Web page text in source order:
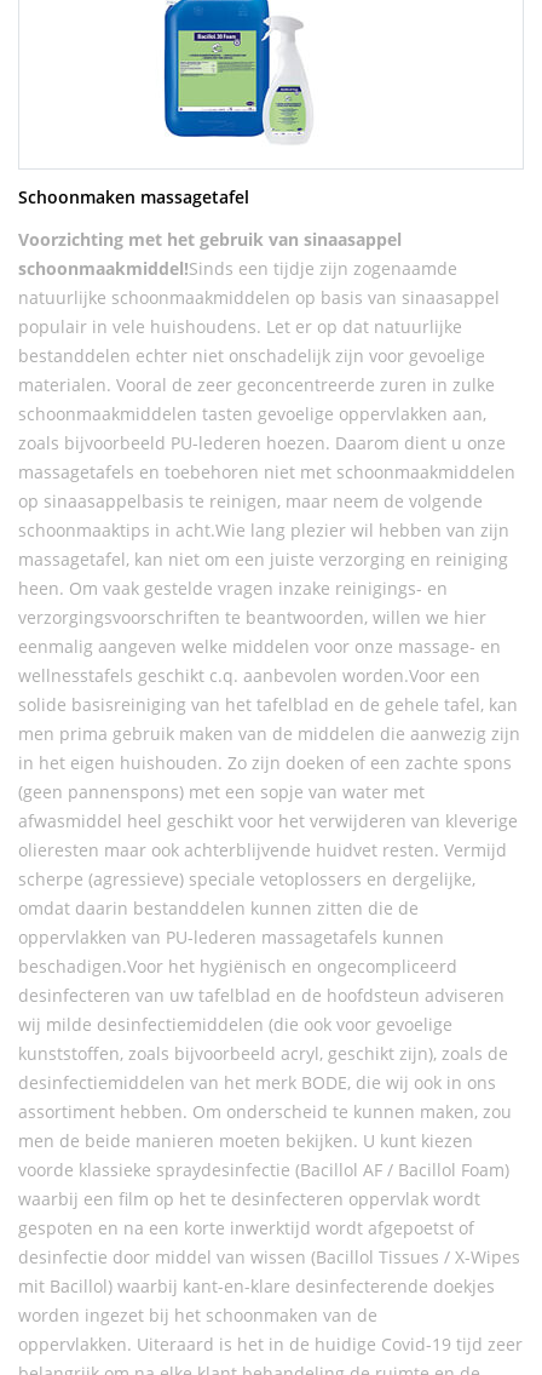
Schoonmaken massagetafel
Voorzichting met het gebruik van sinaasappel
schoonmaakmiddel!Sinds een tijdje zijn zogenaamde
natuurlijke schoonmaakmiddelen op basis van sinaasappel
populair in vele huishoudens. Let er op dat natuurlijke
bestanddelen echter niet onschadelijk zijn voor gevoelige
materialen. Vooral de zeer geconcentreerde zuren in zulke
schoonmaakmiddelen tasten gevoelige oppervlakken aan,
zoals bijvoorbeeld PU-lederen hoezen. Daarom dient u onze
massagetafels en toebehoren niet met schoonmaakmiddelen
op sinaasappelbasis te reinigen, maar neem de volgende
schoonmaaktips in acht.Wie lang plezier wil hebben van zijn
massagetafel, kan niet om een juiste verzorging en reiniging
heen. Om vaak gestelde vragen inzake reinigings- en
verzorgingsvoorschriften te beantwoorden, willen we hier
eenmalig aangeven welke middelen voor onze massage- en
wellnesstafels geschikt c.q. aanbevolen worden.Voor een
solide basisreiniging van het tafelblad en de gehele tafel, kan
men prima gebruik maken van de middelen die aanwezig zijn
in het eigen huishouden. Zo zijn doeken of een zachte spons
(geen pannenspons) met een sopje van water met
afwasmiddel heel geschikt voor het verwijderen van kleverige
olieresten maar ook achterblijvende huidvet resten. Vermijd
scherpe (agressieve) speciale vetoplossers en dergelijke,
omdat daarin bestanddelen kunnen zitten die de
oppervlakken van PU-lederen massagetafels kunnen
beschadigen.Voor het hygiënisch en ongecompliceerd
desinfecteren van uw tafelblad en de hoofdsteun adviseren
wij milde desinfectiemiddelen (die ook voor gevoelige
kunststoffen, zoals bijvoorbeeld acryl, geschikt zijn), zoals de
desinfectiemiddelen van het merk BODE, die wij ook in ons
assortiment hebben. Om onderscheid te kunnen maken, zou
men de beide manieren moeten bekijken. U kunt kiezen
voorde klassieke spraydesinfectie (Bacillol AF / Bacillol Foam)
waarbij een film op het te desinfecteren oppervlak wordt
gespoten en na een korte inwerktijd wordt afgepoetst of
desinfectie door middel van wissen (Bacillol Tissues / X-Wipes
mit Bacillol) waarbij kant-en-klare desinfecterende doekjes
worden ingezet bij het schoonmaken van de
oppervlakken. Uiteraard is het in de huidige Covid-19 tijd zeer